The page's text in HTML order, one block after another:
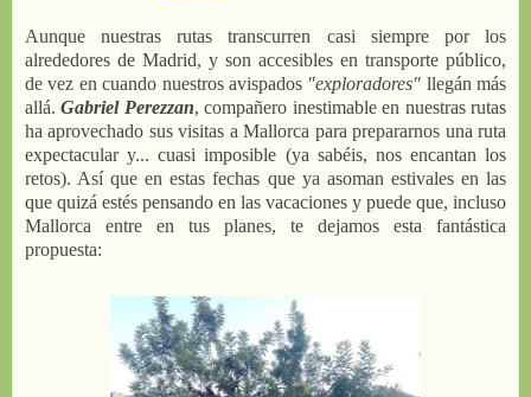
Aunque nuestras rutas transcurren casi siempre por los
alrededores de Madrid, y son accesibles en transporte público,
de vez en cuando nuestros avispados "exploradores" llegán más
allá.Gabriel Perezzan, compañero inestimable en nuestras rutas
ha aprovechado sus visitas a Mallorca para prepararnos una ruta
expectacular y... cuasi imposible (ya sabéis, nos encantan los
retos). Así que en estas fechas que ya asoman estivales en las
que quizá estés pensando en las vacaciones y puede que, incluso
Mallorca entre en tus planes, te dejamos esta fantástica
propuesta: